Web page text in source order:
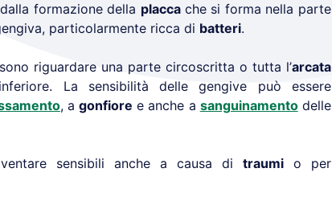
formazione della placcache si forma nella parte
particolarmente ricca di batteri.
riguardare una parte circoscritta o tutta l’arcata
La sensibilità delle gengive può essere
, agonfiore e anche a sanguinamentodelle
sensibili anche a causa di traumio per